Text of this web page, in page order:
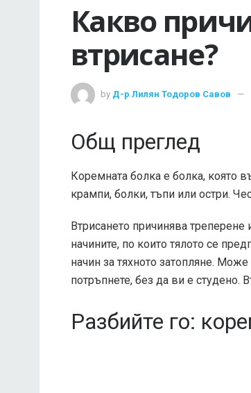
Какво
втрисане?
by Д-р Лилян Тодоров Савов
Общ преглед
Коремната болка е болка, която
крампи, болки, тъпи или остри.
Втрисането причинява
начините, по които тялото се
начин за тяхното затопляне.
потръпнете, без да ви е студено.
Разбийте го: